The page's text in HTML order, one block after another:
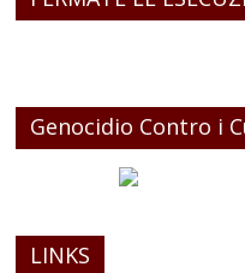
Genocidio Contro i
LINKS